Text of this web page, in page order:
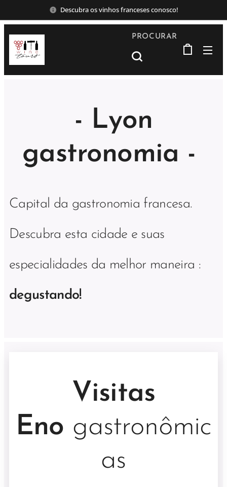
Descubra os vinhos franceses conosco!
PROCURAR
- Lyon
gastronomia -
Capital da gastronomia francesa.
Descubra esta cidade e suas
especialidades da melhor maneira :
degustando!
Visitas
Eno gastronômic
as